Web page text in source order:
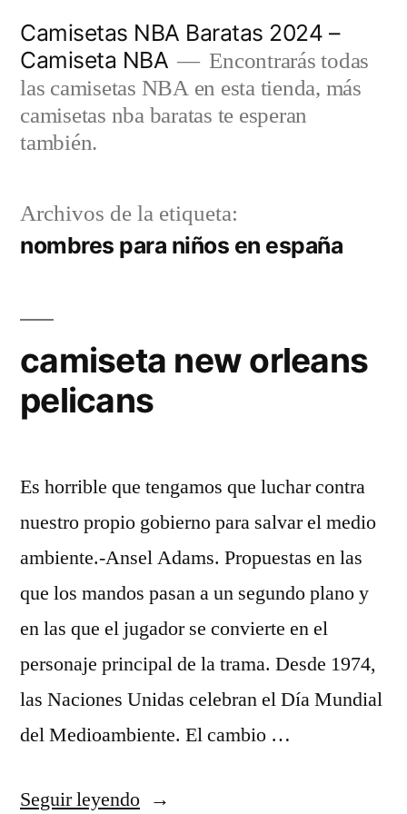
contenido
Camisetas NBA Baratas 2024 –
Camiseta NBA
Encontrarás todas
las camisetas NBA en esta tienda, más
camisetas nba baratas te esperan
también.
Archivos de la etiqueta:
nombres para niños en españa
camiseta new orleans
pelicans
Es horrible que tengamos que luchar contra
nuestro propio gobierno para salvar el medio
ambiente.-Ansel Adams. Propuestas en las
que los mandos pasan a un segundo plano y
en las que el jugador se convierte en el
personaje principal de la trama. Desde 1974,
las Naciones Unidas celebran el Día Mundial
del Medioambiente. El cambio …
Seguir leyendo«camiseta